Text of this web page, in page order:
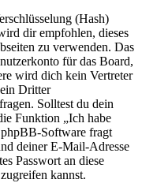
(Hash)
dir empfohlen, dieses
zu verwenden. Das
für das Board,
wird dich kein Vertreter
Dritter
Solltest du dein
Funktion „Ich habe
phpBB-Software fragt
deiner E-Mail-Adresse
Passwort an diese
kannst.